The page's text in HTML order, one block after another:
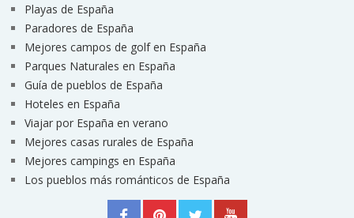
Playas de España
Paradores de España
Mejores campos de golf en España
Parques Naturales en España
Guía de pueblos de España
Hoteles en España
Viajar por España en verano
Mejores casas rurales de España
Mejores campings en España
Los pueblos más románticos de España